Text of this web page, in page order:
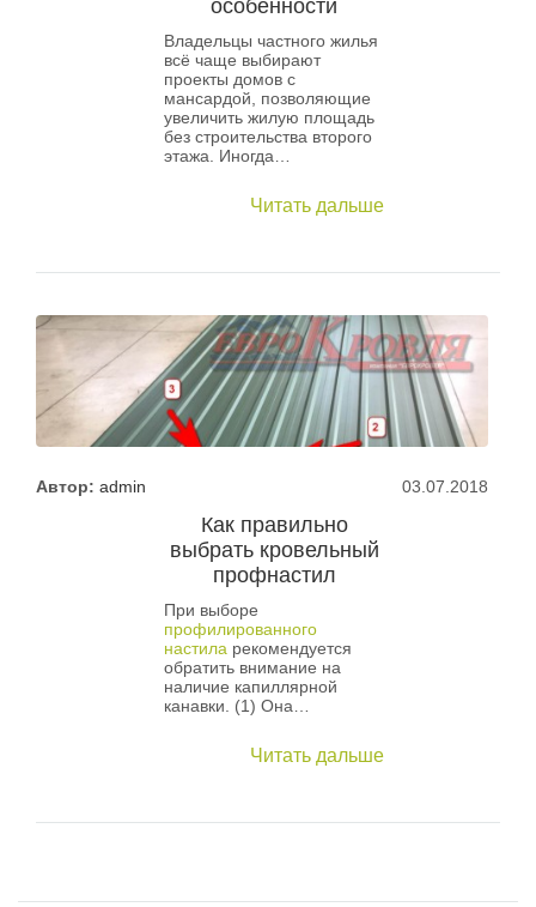
особенности
Владельцы частного жилья
всё чаще выбирают
проекты домов с
мансардой, позволяющие
увеличить жилую площадь
без строительства второго
этажа. Иногда…
Читать дальше
03.07.2018
Автор: admin
Как правильно
выбрать кровельный
профнастил
При выборе
профилированного
настила рекомендуется
обратить внимание на
наличие капиллярной
канавки. (1) Она…
Читать дальше